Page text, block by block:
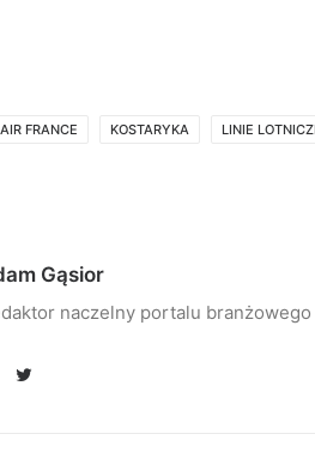
AIR FRANCE KOSTARYKA LINIE
Gąsior
naczelny portalu branżowego